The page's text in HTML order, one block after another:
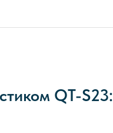
QT-S23: